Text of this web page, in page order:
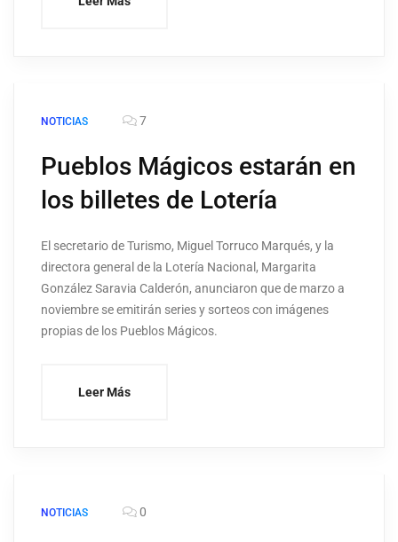
NOTICIAS 7
Pueblos Mágicos estarán en
los billetes de Lotería
El secretario de Turismo, Miguel Torruco Marqués, y la
directora general de la Lotería Nacional, Margarita
González Saravia Calderón, anunciaron que de marzo a
noviembre se emitirán series y sorteos con imágenes
propias de los Pueblos Mágicos.
Leer Más
NOTICIAS 0